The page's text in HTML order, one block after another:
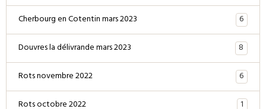
Cherbourg en Cotentin mars 2023
6
Douvres la délivrande mars 2023
8
Rots novembre 2022
6
Rots octobre 2022
1